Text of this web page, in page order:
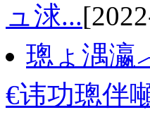
ュ浗...
璁ょ湡瀛
€讳功璁伴